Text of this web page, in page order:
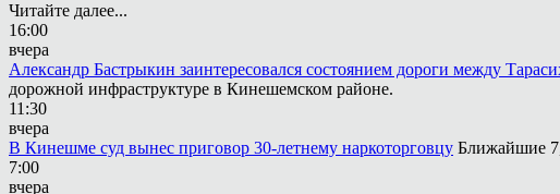
Читайте далее...
16:00
вчера
Александр Бастрыкин заинтересовался состоянием дороги между
дорожной инфраструктуре в Кинешемском районе.
11:30
вчера
В Кинешме суд вынес приговор 30-летнему наркоторговцу Ближайшие
7:00
вчера